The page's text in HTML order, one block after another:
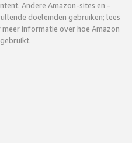
Andere Amazon-sites en -
doeleinden gebruiken; lees
informatie over hoe Amazon